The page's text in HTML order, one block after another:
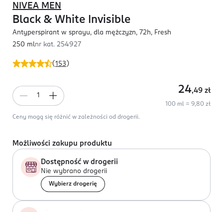
(153 )
NIVEA MEN
Black & White Invisible
Antyperspirant w sprayu, dla mężczyzn, 72h, Fresh
250 mlnr kat. 254927
24,49 zł
100 ml = 9,80 zł
Ceny mogą się różnić w zależności od drogerii.
Możliwości zakupu produktu
Dostępność w drogerii
Nie wybrano drogerii
Wybierz drogerię